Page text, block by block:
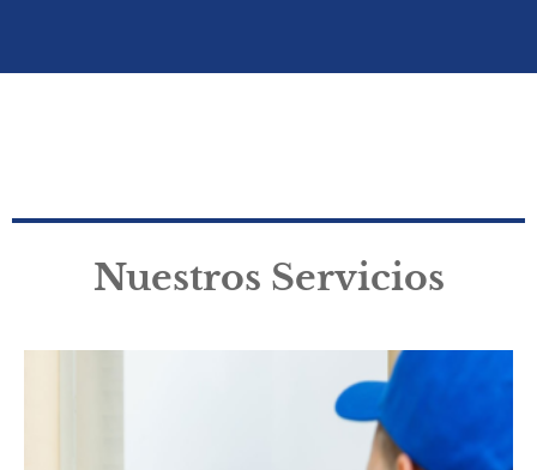
Nuestros Servicios